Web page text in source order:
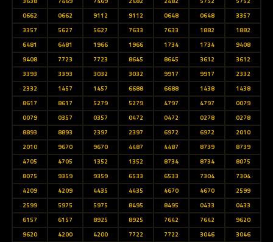
0662
0662 9112 9112 0648 0648
3357
3357
5627 5627 7633 7633 1882
1882
6481
6481 1966 1966 1734 1734
9408
9408
7723 7723 8645 8645 3612
3612
3393
3393 3032 3032 9917 9917
2332
2332
1457 1457 6688 6688 1438
1438
8617
8617 5279 5279 4797 4797
0079
0079
0357 0357 0472 0472 0278
0278
8893
8893 2397 2397 6972 6972
2010
2010
9670 9670 4487 4487 8739
8739
4705
4705 1352 1352 8734 8734
8075
8075
9359 9359 6533 6533 7304
7304
4209
4209 4435 4435 4670 4670
2599
2599
5975 5975 8495 8495 0433
0433
6157
6157 8925 8925 7642 7642
9620
9620
4200 4200 7722 7722 3046
3046